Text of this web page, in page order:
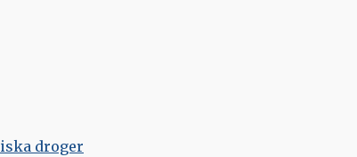
droger